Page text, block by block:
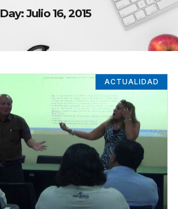
Day: Julio 16, 2015
ACTUALIDAD